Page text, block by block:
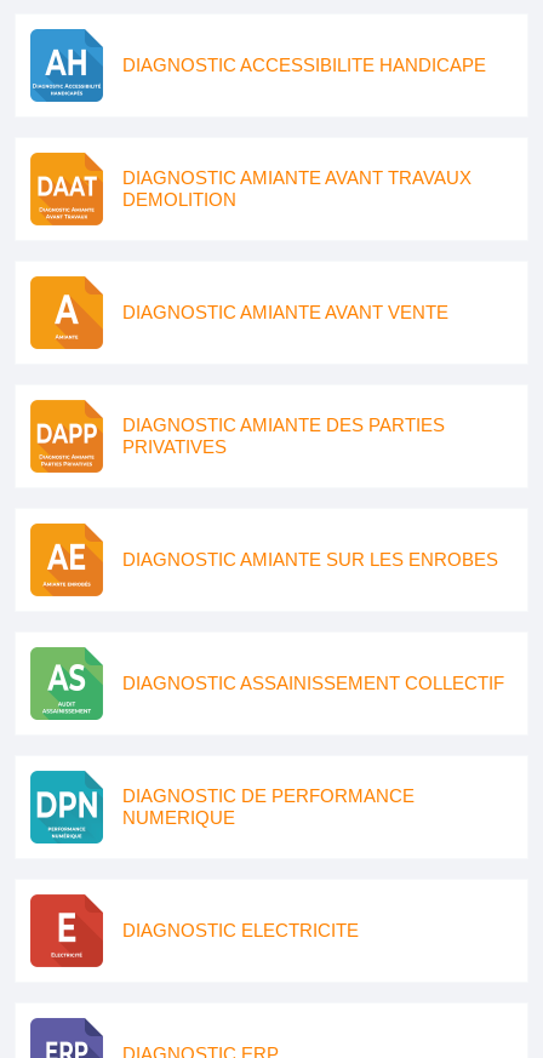
DIAGNOSTIC ACCESSIBILITE HANDICAPE
DIAGNOSTIC AMIANTE AVANT TRAVAUX
DEMOLITION
DIAGNOSTIC AMIANTE AVANT VENTE
DIAGNOSTIC AMIANTE DES PARTIES
PRIVATIVES
DIAGNOSTIC AMIANTE SUR LES ENROBES
DIAGNOSTIC ASSAINISSEMENT COLLECTIF
DIAGNOSTIC DE PERFORMANCE
NUMERIQUE
DIAGNOSTIC ELECTRICITE
DIAGNOSTIC ERP